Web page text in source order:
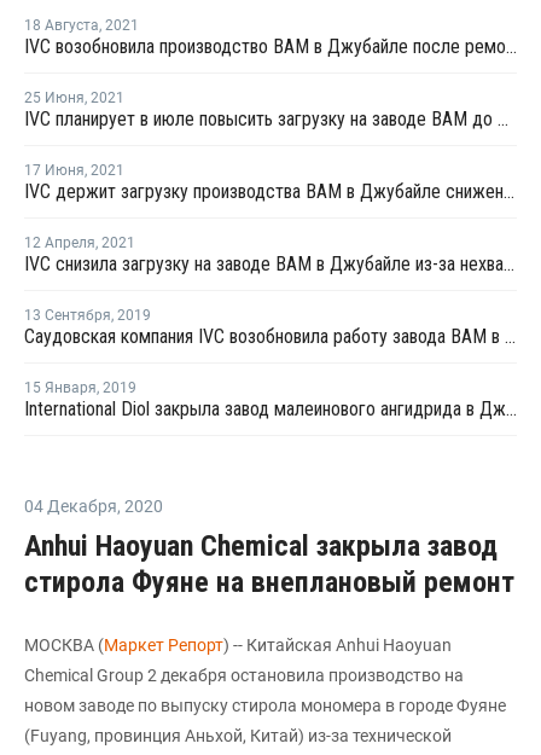
18 Августа, 2021
IVC возобновила производство ВАМ в Джубайле после ремонта
25 Июня, 2021
IVC планирует в июле повысить загрузку на заводе ВАМ до 100%
17 Июня, 2021
IVC держит загрузку производства ВАМ в Джубайле сниженной
12 Апреля, 2021
IVC снизила загрузку на заводе ВАМ в Джубайле из-за нехватки сырья
13 Сентября, 2019
Саудовская компания IVC возобновила работу завода ВАМ в Джубайле
15 Января, 2019
International Diol закрыла завод малеинового ангидрида в Джубайле на плановый ремонт
04 Декабря, 2020
Anhui Haoyuan Chemical закрыла завод
стирола Фуяне на внеплановый ремонт
МОСКВА (Маркет Репорт) -- Китайская Anhui Haoyuan
Chemical Group 2 декабря остановила производство на
новом заводе по выпуску стирола мономера в городе Фуяне
(Fuyang, провинция Аньхой, Китай) из-за технической